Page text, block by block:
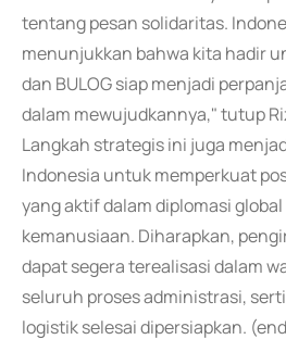
tentang pesan solidaritas.
menunjukkan bahwa kita hadir
dan BULOG siap menjadi
dalam mewujudkannya," tutup
Langkah strategis ini juga
Indonesia untuk memperkuat
yang aktif dalam diplomasi
kemanusiaan. Diharapkan,
dapat segera terealisasi dalam
seluruh proses administrasi,
logistik selesai dipersiapkan.